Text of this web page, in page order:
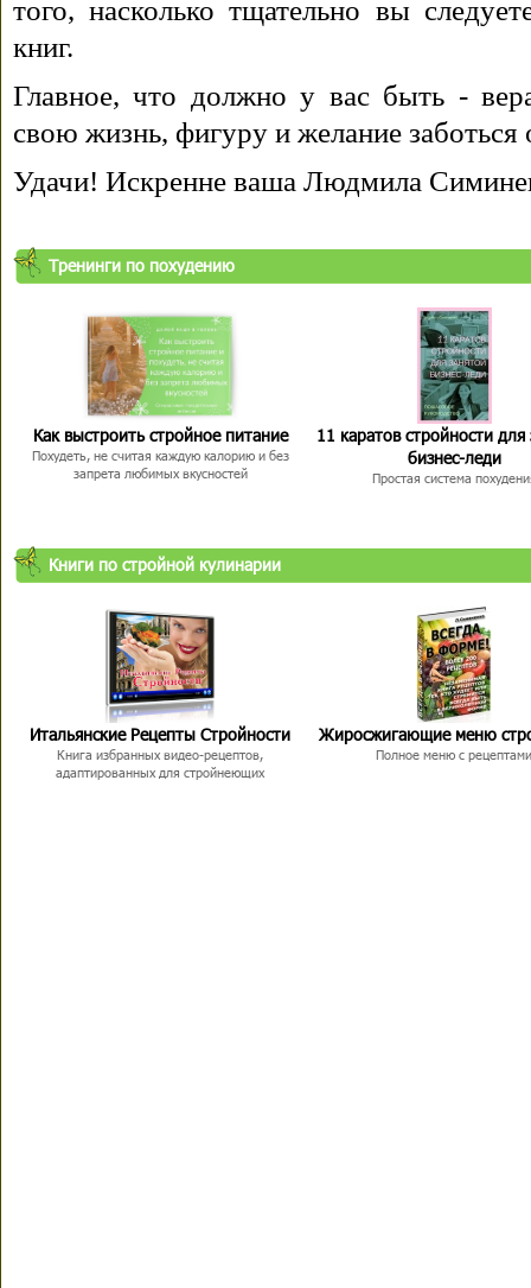
того, насколько тщательно вы
книг.
Главное, что должно у вас быть -
свою жизнь, фигуру и желание заботься
Удачи! Искренне ваша Людмила
Тренинги по похудению
Как выстроить стройное питание
Похудеть, не считая каждую калорию и без
запрета любимых вкусностей
11 каратов стройности для
бизнес-леди
Простая система
Книги по стройной кулинарии
Итальянские Рецепты Стройности
Книга избранных видео-рецептов,
адаптированных для стройнеющих
Жиросжигающие меню
Полное меню с рецептами